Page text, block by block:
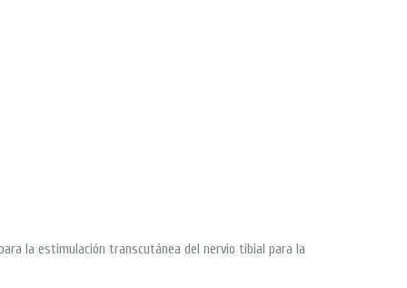
la estimulación transcutánea del nervio tibial para la